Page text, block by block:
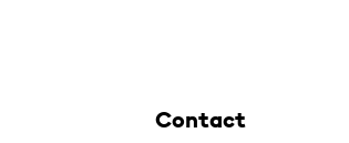
Contact